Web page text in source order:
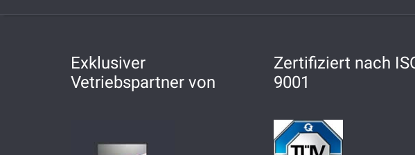
Exklusiver
Vetriebspartner von
Zertifiziert nach
9001